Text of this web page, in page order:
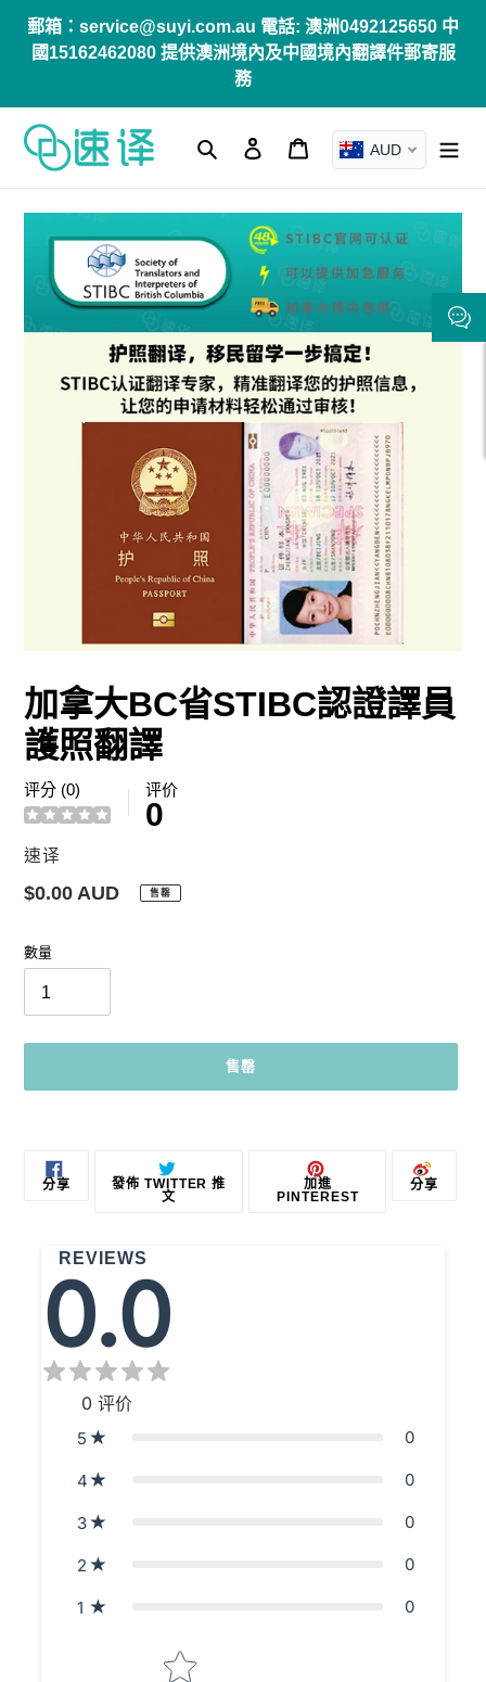
郵箱：service@suyi.com.au 電話: 澳洲0492125650 中
國15162462080 提供澳洲境內及中國境內翻譯件郵寄服
務
搜尋 登入 購物車 AUD
加拿大BC省STIBC認證譯員
護照翻譯
评分 (0) 评价
0
廠
速译
定
$0.00 AUD 售罄
數量
售罄
分享分
發佈 TWITTER 推
文
TWITTER
加進
PINTEREST
分享
REVIEWS
0.0
0 评价
5 0
4 0
3 0
2 0
1 0
Star rating